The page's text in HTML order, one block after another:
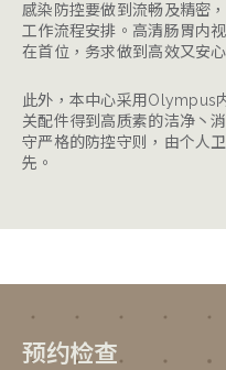
感染防控要做到流畅及精密
工作流程安排。高清肠胃内
在首位，务求做到高效又安心
此外，本中心采用Olympus
关配件得到高质素的洁净丶
守严格的防控守则，由个人
先。
预约检查